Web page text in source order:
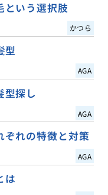
という選択肢
かつら
型
AGA
型探し
AGA
ぞれの特徴と対策
AGA
は